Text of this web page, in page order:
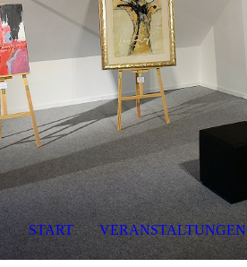
START VERANSTALTUNGEN